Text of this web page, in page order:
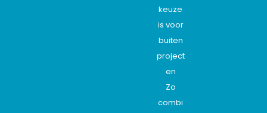
keuze
is voor
buiten
project
en
Zo
combi